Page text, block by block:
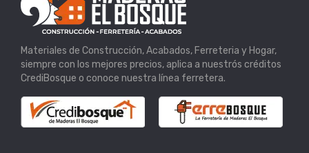
Materiales de Construcción, Acabados, Ferreteria y Hogar,
siempre con los mejores precios, aplica a nuestrós créditos
CrediBosque o conoce nuestra línea ferretera.